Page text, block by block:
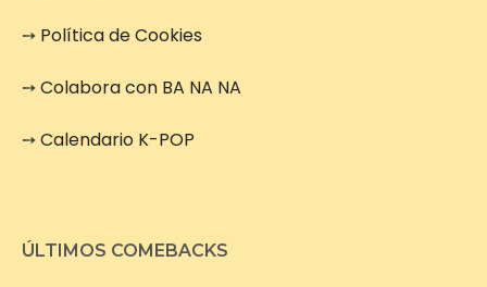
➙ Política de Cookies
➙Colabora con BA NA NA
➙Calendario K-POP
ÚLTIMOS COMEBACKS